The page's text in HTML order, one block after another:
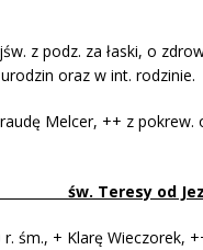
z podz. za łaski, o
oraz w int. rodzinie.
Melcer, ++ z pokrew.
Teresy od
śm., + Klarę Wieczorek,